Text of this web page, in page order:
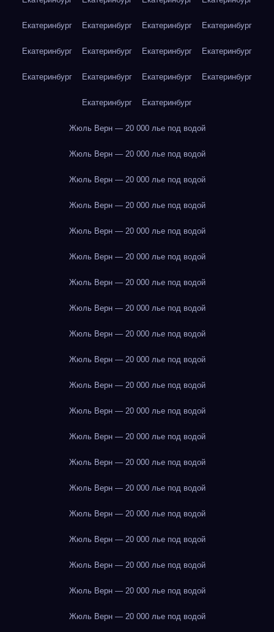
Екатеринбург Екатеринбург Екатеринбург Екатеринбург
Екатеринбург Екатеринбург Екатеринбург Екатеринбург
Екатеринбург Екатеринбург Екатеринбург Екатеринбург
Екатеринбург Екатеринбург
Жюль Верн — 20 000 лье под водой
Жюль Верн — 20 000 лье под водой
Жюль Верн — 20 000 лье под водой
Жюль Верн — 20 000 лье под водой
Жюль Верн — 20 000 лье под водой
Жюль Верн — 20 000 лье под водой
Жюль Верн — 20 000 лье под водой
Жюль Верн — 20 000 лье под водой
Жюль Верн — 20 000 лье под водой
Жюль Верн — 20 000 лье под водой
Жюль Верн — 20 000 лье под водой
Жюль Верн — 20 000 лье под водой
Жюль Верн — 20 000 лье под водой
Жюль Верн — 20 000 лье под водой
Жюль Верн — 20 000 лье под водой
Жюль Верн — 20 000 лье под водой
Жюль Верн — 20 000 лье под водой
Жюль Верн — 20 000 лье под водой
Жюль Верн — 20 000 лье под водой
Жюль Верн — 20 000 лье под водой